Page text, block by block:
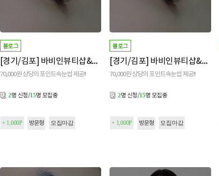
블로그
[경기/김포] 바비인뷰티샵&아카데미 본점
70,000원 상당의 포인트속눈썹 제공!!
2명 신청/15명 모집중
+ 1,000P 방문형 모집마감
블로그
[경기/김포] 바비인뷰티샵&아카데미 본점
70,000원 상당의 포인트속눈썹 제공!!
2명 신청/15명 모집중
+ 1,000P 방문형 모집마감